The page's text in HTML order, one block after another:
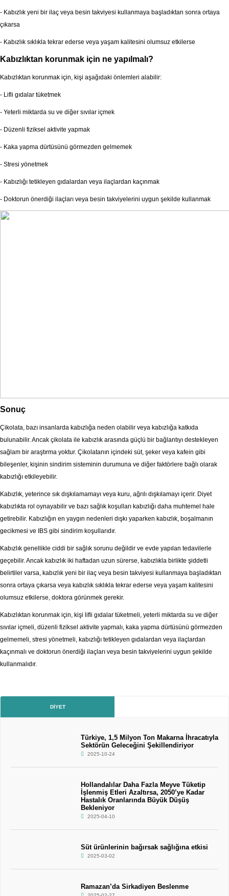
- Kabızlık yeni bir ilaç veya besin takviyesi kullanmaya başladıktan sonra ortaya
çıkarsa
- Kabızlık sıklıkla tekrar ederse veya yaşam kalitesini olumsuz etkilerse
Kabızlıktan korunmak için ne yapılmalı?
Kabızlıktan korunmak için, kişi aşağıdaki önlemleri alabilir:
- Lifli gıdalar tüketmek
- Yeterli miktarda su ve diğer sıvılar içmek
- Düzenli fiziksel aktivite yapmak
- Kaka yapma dürtüsünü görmezden gelmemek
- Stresi yönetmek
- Kabızlığı tetikleyen gıdalardan veya ilaçlardan kaçınmak
- Doktorun önerdiği ilaçları veya besin takviyelerini uygun şekilde kullanmak
Sonuç
Çikolata, bazı insanlarda kabızlığa neden olabilir veya kabızlığa katkıda
bulunabilir. Ancak çikolata ile kabızlık arasında güçlü bir bağlantıyı destekleyen
sağlam bir araştırma yoktur. Çikolatanın içindeki süt, şeker veya kafein gibi
bileşenler, kişinin sindirim sisteminin durumuna ve diğer faktörlere bağlı olarak
kabızlığı etkileyebilir.
Kabızlık, yeterince sık dışkılamamayı veya kuru, ağrılı dışkılamayı içerir. Diyet
kabızlıkta rol oynayabilir ve bazı sağlık koşulları kabızlığı daha muhtemel hale
getirebilir. Kabızlığın en yaygın nedenleri dışkı yaparken kabızlık, boşalmanın
gecikmesi ve IBS gibi sindirim koşullarıdır.
Kabızlık genellikle ciddi bir sağlık sorunu değildir ve evde yapılan tedavilerle
geçebilir. Ancak kabızlık iki haftadan uzun sürerse, kabızlıkla birlikte şiddetli
belirtiler varsa, kabızlık yeni bir ilaç veya besin takviyesi kullanmaya başladıktan
sonra ortaya çıkarsa veya kabızlık sıklıkla tekrar ederse veya yaşam kalitesini
olumsuz etkilerse, doktora görünmek gerekir.
Kabızlıktan korunmak için, kişi lifli gıdalar tüketmeli, yeterli miktarda su ve diğer
sıvılar içmeli, düzenli fiziksel aktivite yapmalı, kaka yapma dürtüsünü görmezden
gelmemeli, stresi yönetmeli, kabızlığı tetikleyen gıdalardan veya ilaçlardan
kaçınmalı ve doktorun önerdiği ilaçları veya besin takviyelerini uygun şekilde
kullanmalıdır.
DIYET
Türkiye, 1,5 Milyon Ton Makarna İhracatıyla
Sektörün Geleceğini Şekillendiriyor
2025-10-24
Hollandalılar Daha Fazla Meyve Tüketip
İşlenmiş Etleri Azaltırsa, 2050’ye Kadar
Hastalık Oranlarında Büyük Düşüş
Bekleniyor
2025-04-10
Süt ürünlerinin bağırsak sağlığına etkisi
2025-03-02
Ramazan’da Sirkadiyen Beslenme